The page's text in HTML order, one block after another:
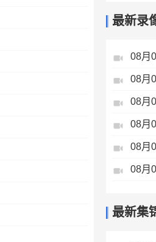
最新录
最新集